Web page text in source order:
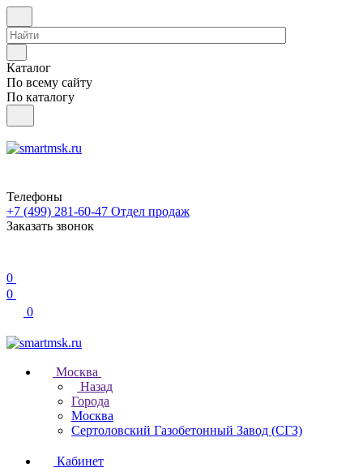
Каталог
По всему сайту
По каталогу
Телефоны
+7 (499) 281-60-47 Отдел продаж
Заказать звонок
0
0
0
Москва
Назад
Города
Москва
Сертоловский Газобетонный Завод (СГЗ)
Кабинет